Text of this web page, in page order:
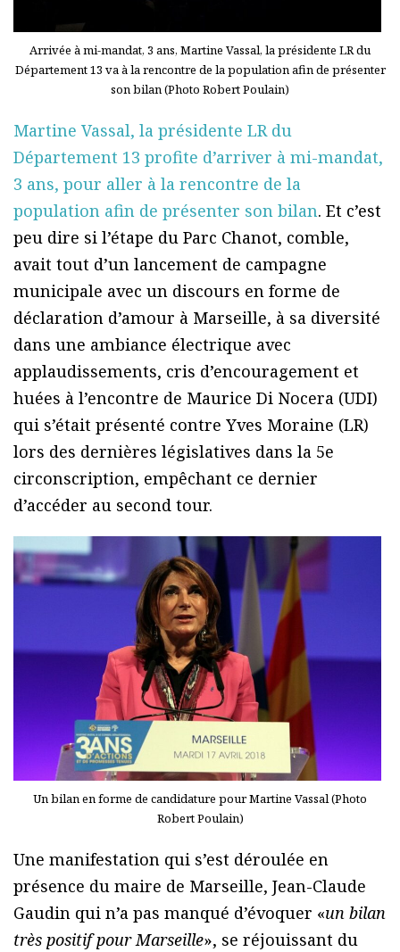
Arrivée à mi-mandat, 3 ans, Martine Vassal, la présidente LR du
Département 13 va à la rencontre de la population afin de présenter
son bilan (Photo Robert Poulain)
Martine Vassal, la présidente LR du
Département 13 profite d’arriver à mi-mandat,
3 ans, pour aller à la rencontre de la
population afin de présenter son bilan. Et c’est
peu dire si l’étape du Parc Chanot, comble,
avait tout d’un lancement de campagne
municipale avec un discours en forme de
déclaration d’amour à Marseille, à sa diversité
dans une ambiance électrique avec
applaudissements, cris d’encouragement et
huées à l’encontre de Maurice Di Nocera (UDI)
qui s’était présenté contre Yves Moraine (LR)
lors des dernières législatives dans la 5e
circonscription, empêchant ce dernier
d’accéder au second tour.
Un bilan en forme de candidature pour Martine Vassal (Photo
Robert Poulain)
Une manifestation qui s’est déroulée en
présence du maire de Marseille, Jean-Claude
Gaudin qui n’a pas manqué d’évoquer «un bilan
très positif pour Marseille», se réjouissant du